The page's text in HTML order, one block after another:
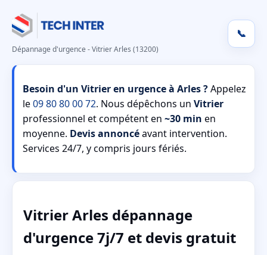
Dépannage d'urgence - Vitrier Arles (13200)
📞
Besoin d'un Vitrier en urgence à Arles ?Appelez
le09 80 80 00 72. Nous dépêchons un Vitrier
professionnel et compétent en ~30 min en
moyenne. Devis annoncéavant intervention.
Services 24/7, y compris jours fériés.
Vitrier Arles dépannage
d'urgence 7j/7 et devis gratuit